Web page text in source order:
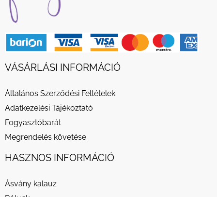
VÁSÁRLÁSI INFORMÁCIÓ
Általános Szerződési Feltételek
Adatkezelési Tájékoztató
Fogyasztóbarát
Megrendelés követése
HASZNOS INFORMÁCIÓ
Ásvány kalauz